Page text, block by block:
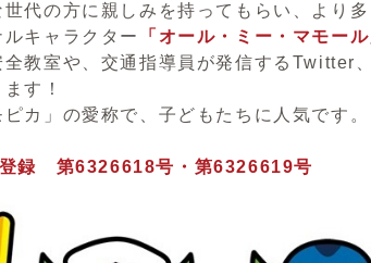
世代の方に親しみを持ってもらい、より
ルキャラクター
「オール・ミー・マモール
全教室や、交通指導員が発信するTwitter
す！
ピカ」の愛称で、子どもたちに人気です。
録 第6326618号・第6326619号